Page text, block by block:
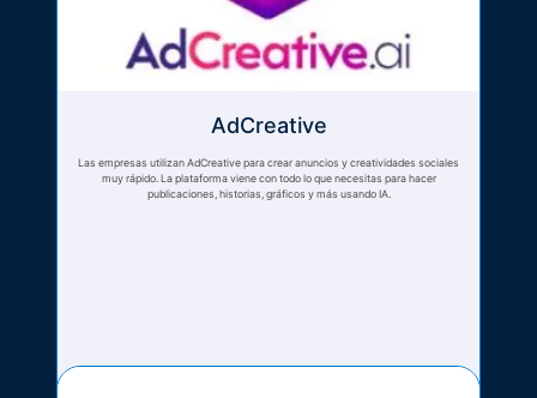
AdCreative
Las empresas utilizan AdCreative para crear anuncios y creatividades sociales
muy rápido. La plataforma viene con todo lo que necesitas para hacer
publicaciones, historias, gráficos y más usando IA.